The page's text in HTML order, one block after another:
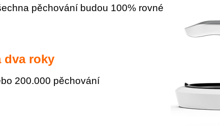
pěchování budou 100% rovné
dva roky
200.000 pěchování